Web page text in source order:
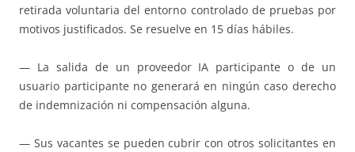
retirada voluntaria del entorno controlado de pruebas por
motivos justificados. Se resuelve en 15 días hábiles.
— La salida de un proveedor IA participante o de un
usuario participante no generará en ningún caso derecho
de indemnización ni compensación alguna.
— Sus vacantes se pueden cubrir con otros solicitantes en